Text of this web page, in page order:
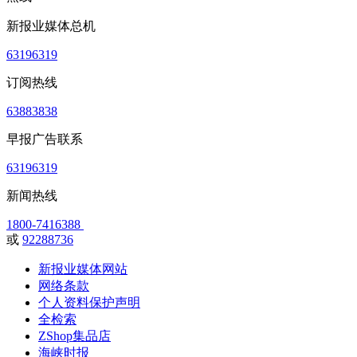
新报业媒体总机
63196319
订阅热线
63883838
早报广告联系
63196319
新闻热线
1800-7416388
或 92288736
新报业媒体网站
网络条款
个人资料保护声明
全检索
ZShop集品店
海峡时报